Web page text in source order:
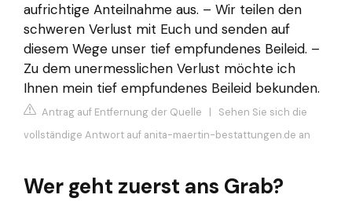
aufrichtige Anteilnahme aus. – Wir teilen den
schweren Verlust mit Euch und senden auf
diesem Wege unser tief empfundenes Beileid. –
Zu dem unermesslichen Verlust möchte ich
Ihnen mein tief empfundenes Beileid bekunden.
Antrag auf Entfernung der Quelle | Sehen Sie sich die
vollständige Antwort auf anita-maertin-bestattungen.de an
Wer geht zuerst ans Grab?